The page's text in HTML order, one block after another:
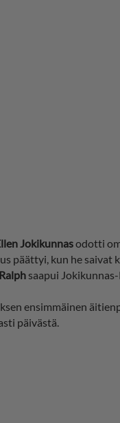
Jokikunnasodotti
päättyi, kun he saivat
Ralph saapui
ensimmäinen
päivästä.